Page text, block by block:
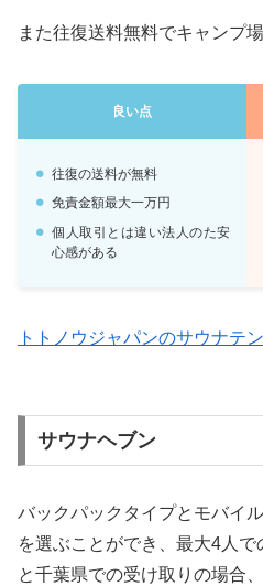
また往復送料無料でキャンプ
良い点
往復の送料が無料
免責金額最大一万円
個人取引とは違い法人のた安
心感がある
トトノウジャパンのサウナテ
サウナヘブン
バックパックタイプとモバイ
を選ぶことができ、最大4人
と千葉県での受け取りの場合